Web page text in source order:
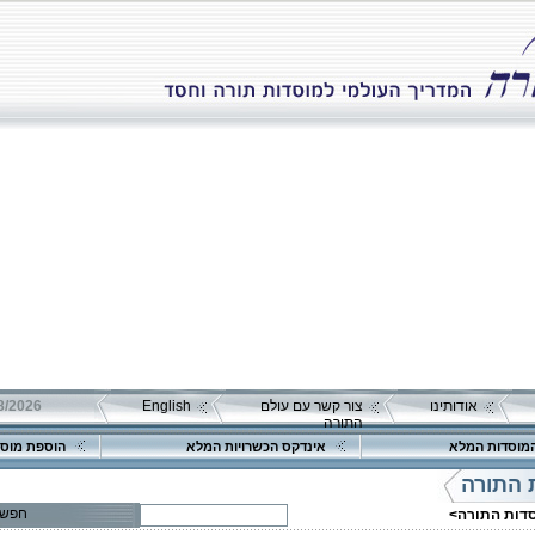
אודותינו
צור קשר עם עולם
התורה
English
המלא אינדקס הכשרויות המלא הוספת
התורה
התורה> חפש
פרטים נוספים:
טלפון 1:
טלפון 2:
מספר עמותה:
580469864
מרדכי